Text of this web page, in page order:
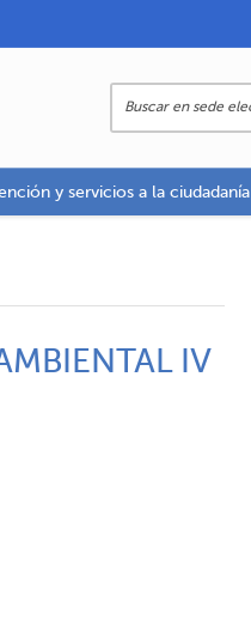
y servicios a la ciudadanía
IV